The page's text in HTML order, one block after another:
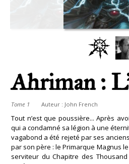
Ahriman :
Tome 1 Auteur : John French
Tout n’est que poussière... Après
qui a condamné sa légion à une
vagabond a été rejeté par ses
par son père : le Primarque Magnus
serviteur du Chapitre des